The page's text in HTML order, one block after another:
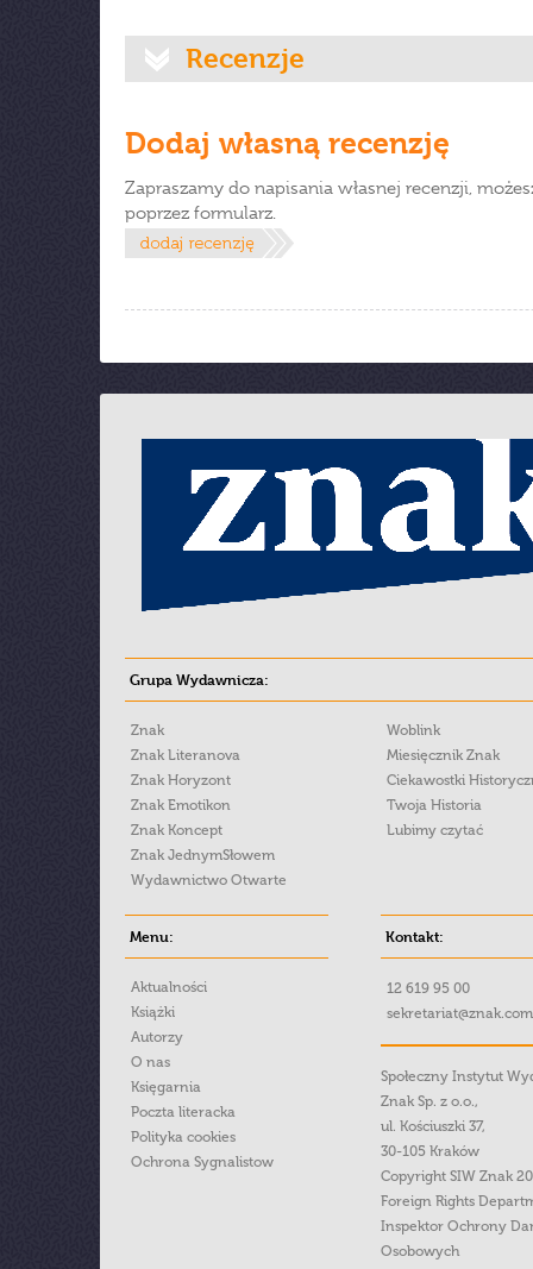
Recenzje
Dodaj własną recenzję
Zapraszamy do napisania własnej recenzji,
poprzez formularz.
Grupa Wydawnicza:
Znak
Znak Literanova
Znak Horyzont
Znak Emotikon
Znak Koncept
Znak JednymSłowem
Wydawnictwo Otwarte
Woblink
Miesięcznik Znak
Ciekawostki
Twoja Historia
Lubimy czytać
Menu:
Aktualności
Książki
Autorzy
O nas
Księgarnia
Poczta literacka
Polityka cookies
Ochrona Sygnalistow
Kontakt:
12 619 95 00
Społeczny Instytut
Znak Sp. z o.o.,
ul. Kościuszki 37,
30-105 Kraków
Copyright SIW Znak
Foreign Rights
Inspektor Ochrony
Osobowych